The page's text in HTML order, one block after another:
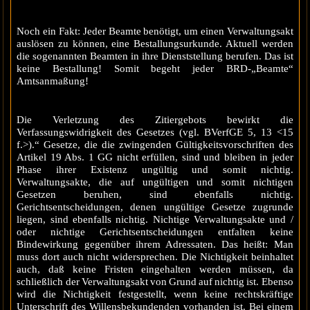
Noch ein Fakt: Jeder Beamte benötigt, um einen Verwaltungsakt
auslösen zu können, eine Bestallungsurkunde. Aktuell werden
die sogenannten Beamten in ihre Dienststellung berufen. Das ist
keine Bestallung! Somit begeht jeder BRD-„Beamte“
Amtsanmaßung!
Die Verletzung des Zitiergebots bewirkt die
Verfassungswidrigkeit des Gesetzes (vgl. BVerfGE 5, 13 <15
f.>).“ Gesetze, die die zwingenden Gültigkeitsvorschriften des
Artikel 19 Abs. 1 GG nicht erfüllen, sind und bleiben in jeder
Phase ihrer Existenz ungültig und somit nichtig.
Verwaltungsakte, die auf ungültigen und somit nichtigen
Gesetzen beruhen, sind ebenfalls nichtig.
Gerichtsentscheidungen, denen ungültige Gesetze zugrunde
liegen, sind ebenfalls nichtig. Nichtige Verwaltungsakte und /
oder nichtige Gerichtsentscheidungen entfalten keine
Bindewirkung gegenüber ihrem Adressaten. Das heißt: Man
muss dort auch nicht widersprechen. Die Nichtigkeit beinhaltet
auch, daß keine Fristen eingehalten werden müssen, da
schließlich der Verwaltungsakt von Grund auf nichtig ist. Ebenso
wird die Nichtigkeit festgestellt, wenn keine rechtskräftige
Unterschrift des Willensbekundenden vorhanden ist. Bei einem